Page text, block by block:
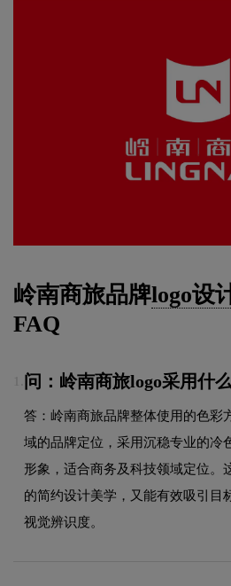
岭南商旅品牌logo设
FAQ
问：岭南商旅logo采用什
答：岭南商旅品牌整体使用的色彩
域的品牌定位，采用沉稳专业的冷
形象，适合商务及科技领域定位。
的简约设计美学，又能有效吸引目
视觉辨识度。